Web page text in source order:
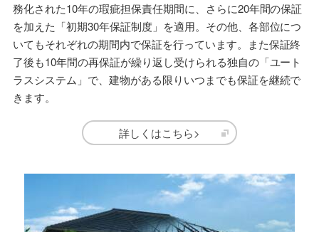
務化された10年の瑕疵担保責任期間に、さらに20年間の保証
を加えた「初期30年保証制度」を適用。その他、各部位につ
いてもそれぞれの期間内で保証を行っています。また保証終
了後も10年間の再保証が繰り返し受けられる独自の「ユート
ラスシステム」で、建物がある限りいつまでも保証を継続で
きます。
詳しくはこちら>